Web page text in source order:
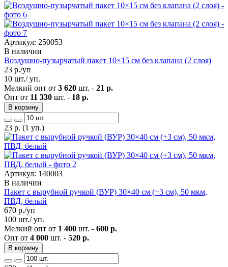
Артикул: 250053
В наличии
Воздушно-пузырчатый пакет 10×15 см без клапана (2 слоя)
23 р./уп
10 шт./ уп.
Мелкий опт от 3 620 шт. - 21 р.
Опт от 11 330 шт. - 18 р.
В корзину
23 р. (1 уп.)
Артикул: 140003
В наличии
Пакет с вырубной ручкой (ВУР) 30×40 см (+3 см), 50 мкм,
ПВД, белый
670 р./уп
100 шт./ уп.
Мелкий опт от 1 400 шт. - 600 р.
Опт от 4 000 шт. - 520 р.
В корзину